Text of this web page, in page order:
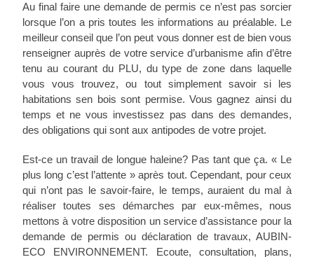
Au final faire une demande de permis ce n’est pas sorcier
lorsque l’on a pris toutes les informations au préalable. Le
meilleur conseil que l’on peut vous donner est de bien vous
renseigner auprès de votre service d’urbanisme afin d’être
tenu au courant du PLU, du type de zone dans laquelle
vous vous trouvez, ou tout simplement savoir si les
habitations sen bois sont permise. Vous gagnez ainsi du
temps et ne vous investissez pas dans des demandes,
des obligations qui sont aux antipodes de votre projet.
Est-ce un travail de longue haleine? Pas tant que ça. « Le
plus long c’est l’attente » après tout. Cependant, pour ceux
qui n’ont pas le savoir-faire, le temps, auraient du mal à
réaliser toutes ses démarches par eux-mêmes, nous
mettons à votre disposition un service d’assistance pour la
demande de permis ou déclaration de travaux, AUBIN-
ECO ENVIRONNEMENT. Ecoute, consultation, plans,